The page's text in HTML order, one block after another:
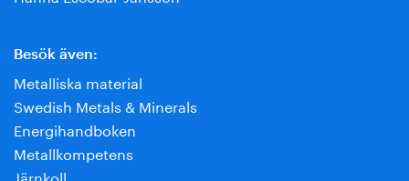
Besök även:
Metalliska material
Swedish Metals & Minerals
Energihandboken
Metallkompetens
Järnkoll